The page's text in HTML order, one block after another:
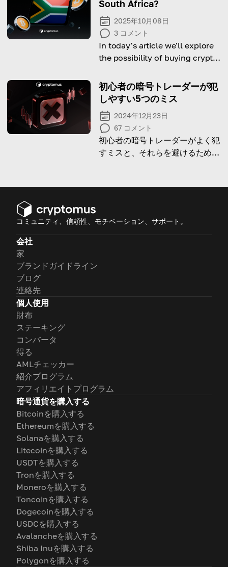
South Africa?
2025年10月08日
3 コメント
In today's article we'll explore
the possibility of buying crypto
初心者の暗号トレーダーが犯
しやすい5つのミス
2024年12月23日
67 コメント
初心者の暗号トレーダーがよく犯
すミスと、それらを避けるための
コミュニティ、信頼性、モチベーション、サポート。
会社
家
ブランドガイドライン
ブログ
連絡先
個人使用
財布
ステーキング
コンバータ
得る
AMLチェッカー
紹介プログラム
アフィリエイトプログラム
暗号通貨を購入する
Bitcoinを購入する
Ethereumを購入する
Solanaを購入する
Litecoinを購入する
USDTを購入する
Tronを購入する
Moneroを購入する
Toncoinを購入する
Dogecoinを購入する
USDCを購入する
Avalancheを購入する
Shiba Inuを購入する
Polygonを購入する